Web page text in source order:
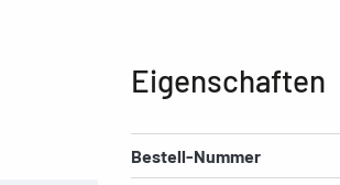
Eigenschaften
Bestell-Nummer